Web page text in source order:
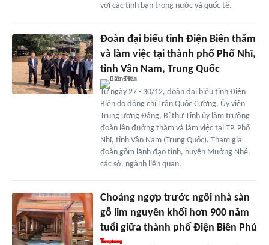
với các tỉnh bạn trong nước và quốc tế.
Đoàn đại biểu tỉnh Điện Biên thăm
và làm việc tại thành phố Phổ Nhĩ,
tỉnh Vân Nam, Trung Quốc
Từ ngày 27 - 30/12, đoàn đại biểu tỉnh Điện
Biên do đồng chí Trần Quốc Cường, Ủy viên
Trung ương Đảng, Bí thư Tỉnh ủy làm trưởng
đoàn lên đường thăm và làm việc tại TP. Phổ
Nhĩ, tỉnh Vân Nam (Trung Quốc). Tham gia
đoàn gồm lãnh đạo tỉnh, huyện Mường Nhé,
các sở, ngành liên quan.
Choáng ngợp trước ngôi nhà sàn
gỗ lim nguyên khối hơn 900 năm
tuổi giữa thành phố Điện Biên Phủ